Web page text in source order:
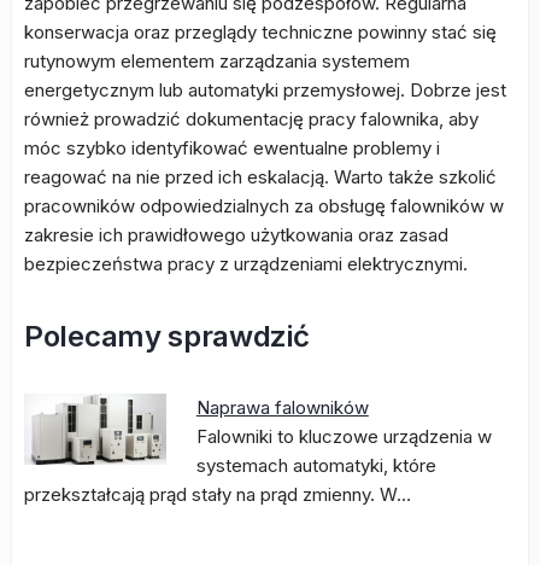
konserwacja oraz przeglądy techniczne powinny stać się
rutynowym elementem zarządzania systemem
energetycznym lub automatyki przemysłowej. Dobrze jest
również prowadzić dokumentację pracy falownika, aby
móc szybko identyfikować ewentualne problemy i
reagować na nie przed ich eskalacją. Warto także szkolić
pracowników odpowiedzialnych za obsługę falowników w
zakresie ich prawidłowego użytkowania oraz zasad
bezpieczeństwa pracy z urządzeniami elektrycznymi.
Polecamy sprawdzić
Naprawa falowników
Falowniki to kluczowe urządzenia w
systemach automatyki, które
przekształcają prąd stały na prąd zmienny. W…